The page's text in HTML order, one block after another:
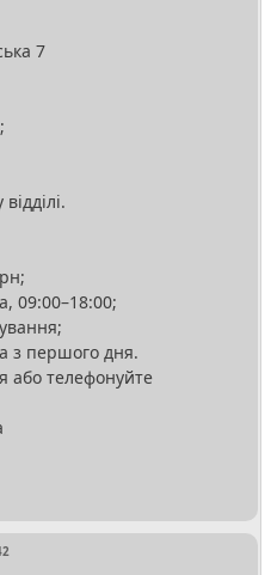
7
09:00–18:00;
з першого дня.
або телефонуйте